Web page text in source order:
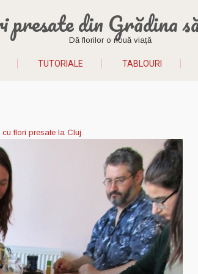
presate din Grădina
Dă florilor o nouă viață
TUTORIALE TABLOURI
flori presate la Cluj